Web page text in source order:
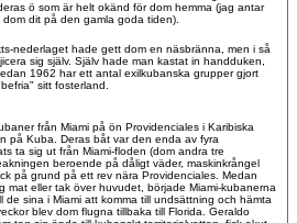
ö som är helt okänd för dom hemma (jag antar
dit på den gamla goda tiden).
nederlaget hade gett dom en näsbränna, men i så
sig själv. Själv hade man kastat in handduken,
1962 har ett antal exilkubanska grupper gjort
sitt fosterland.
från Miami på ön Providenciales i Karibiska
på Kuba. Deras båt var den enda av fyra
ta sig ut från Miami-floden (dom andra tre
beroende på dåligt väder, maskinkrångel
på grund på ett rev nära Providenciales. Medan
mat eller tak över huvudet, började Miami-kubanerna
de sina i Miami att komma till undsättning och hämta
blev dom flugna tillbaka till Florida. Geraldo